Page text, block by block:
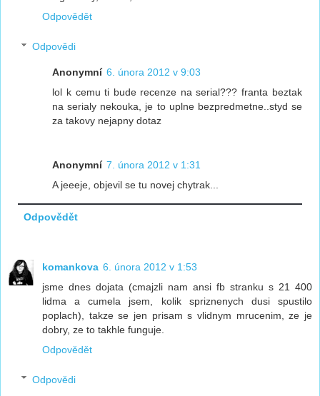
Odpovědět
Odpovědi
Anonymní 6. února 2012 v 9:03
lol k cemu ti bude recenze na serial??? franta beztak
na serialy nekouka, je to uplne bezpredmetne..styd se
za takovy nejapny dotaz
Anonymní 7. února 2012 v 1:31
A jeeeje, objevil se tu novej chytrak...
Odpovědět
komankova 6. února 2012 v 1:53
jsme dnes dojata (cmajzli nam ansi fb stranku s 21 400
lidma a cumela jsem, kolik spriznenych dusi spustilo
poplach), takze se jen prisam s vlidnym mrucenim, ze je
dobry, ze to takhle funguje.
Odpovědět
Odpovědi